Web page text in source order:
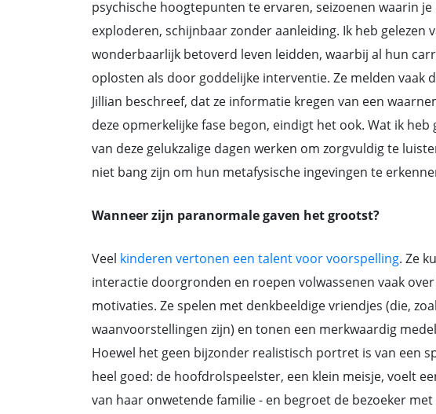
psychische hoogtepunten te ervaren, seizoenen waarin
exploderen, schijnbaar zonder aanleiding. Ik heb gelezen
wonderbaarlijk betoverd leven leidden, waarbij al hun
oplosten als door goddelijke interventie. Ze melden vaak
Jillian beschreef, dat ze informatie kregen van een
deze opmerkelijke fase begon, eindigt het ook. Wat ik
van deze gelukzalige dagen werken om zorgvuldig te
niet bang zijn om hun metafysische ingevingen te
Wanneer zijn paranormale gaven het grootst?
Veel kinderen vertonen een talent voor voorspelling. Ze
interactie doorgronden en roepen volwassenen vaak
motivaties. Ze spelen met denkbeeldige vriendjes (die,
waanvoorstellingen zijn) en tonen een merkwaardig
Hoewel het geen bijzonder realistisch portret is van een
heel goed: de hoofdrolspeelster, een klein meisje, voelt
van haar onwetende familie - en begroet de bezoeker